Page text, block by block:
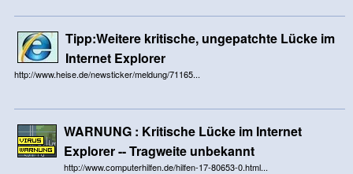
Tipp:Weitere kritische, ungepatchte Lücke im
Internet Explorer
http://www.heise.de/newsticker/meldung/71165...
WARNUNG : Kritische Lücke im Internet
Explorer -- Tragweite unbekannt
http://www.computerhilfen.de/hilfen-17-80653-0.html...